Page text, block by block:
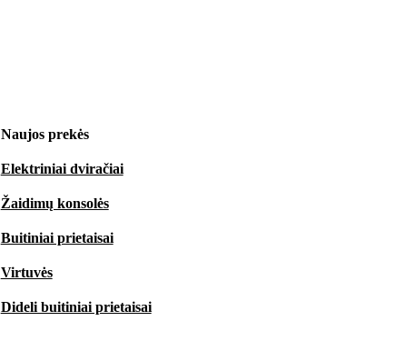
Naujos prekės
Elektriniai dviračiai
Žaidimų konsolės
Buitiniai prietaisai
Virtuvės
Dideli buitiniai prietaisai